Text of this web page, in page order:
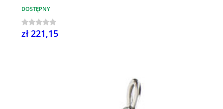
DOSTĘPNY
zł 221,15